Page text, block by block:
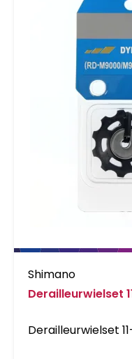
Shimano
Derailleurwielset
Derailleurwielset